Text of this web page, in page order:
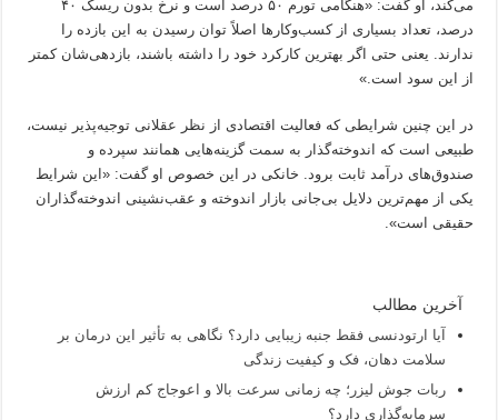
می‌کند، او گفت: «هنگامی تورم ۵۰ درصد است و نرخ بدون ریسک ۴۰
درصد، تعداد بسیاری از کسب‌وکارها اصلاً توان رسیدن به این بازده را
ندارند. یعنی حتی اگر بهترین کارکرد خود را داشته باشند، بازدهی‌شان کمتر
از این سود است.»
در این چنین شرایطی که فعالیت اقتصادی از نظر عقلانی توجیه‌پذیر نیست،
طبیعی است که اندوخته‌گذار به سمت گزینه‌هایی همانند سپرده و
صندوق‌های درآمد ثابت برود. خانکی در این خصوص او گفت: «این شرایط
یکی از مهم‌ترین دلایل بی‌جانی بازار اندوخته و عقب‌نشینی اندوخته‌گذاران
حقیقی است».
آخرین مطالب
آیا ارتودنسی فقط جنبه زیبایی دارد؟ نگاهی به تأثیر این درمان بر
سلامت دهان، فک و کیفیت زندگی
ربات جوش لیزر؛ چه زمانی سرعت بالا و اعوجاج کم ارزش
سرمایه‌گذاری دارد؟